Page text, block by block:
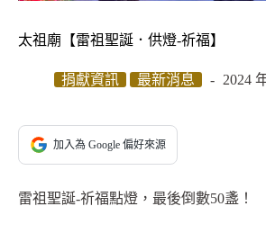
太祖廟【雷祖聖誕．供燈-祈福】
捐獻資訊 最新消息 2024
加入為 Google 偏好來源
雷祖聖誕-祈福點燈，最後倒數50盞！